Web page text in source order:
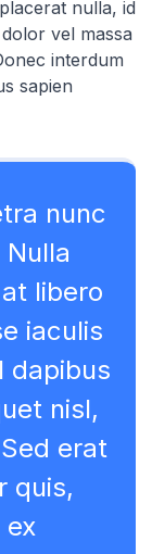
nulla, id
vel massa
interdum
sapien
nunc
libero
iaculis
dapibus
nisl,
erat
quis,